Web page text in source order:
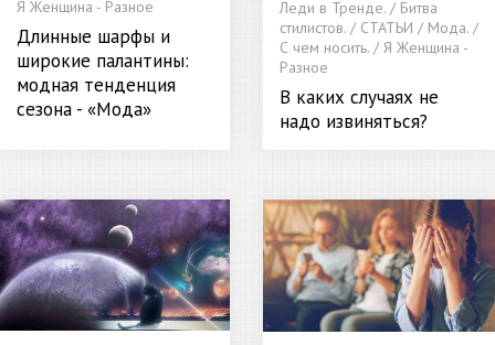
Я Женщина - Разное
Длинные шарфы и
широкие палантины:
модная тенденция
сезона - «Мода»
Леди в Тренде. / Битва
стилистов. / СТАТЬИ / Мода. /
С чем носить. / Я Женщина -
Разное
В каких случаях не
надо извиняться?